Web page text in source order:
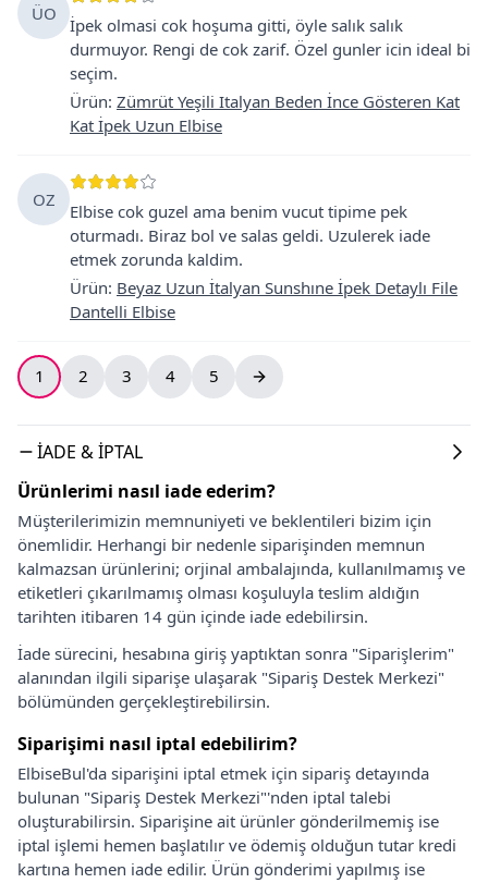
ÜO
İpek olmasi cok hoşuma gitti, öyle salık salık
durmuyor. Rengi de cok zarif. Özel gunler icin ideal bi
seçim.
Ürün: Zümrüt Yeşili Italyan Beden İnce Gösteren Kat
Kat İpek Uzun Elbise
OZ
Elbise cok guzel ama benim vucut tipime pek
oturmadı. Biraz bol ve salas geldi. Uzulerek iade
etmek zorunda kaldim.
Ürün: Beyaz Uzun İtalyan Sunshıne İpek Detaylı File
Dantelli Elbise
1 2 3 4 5
İADE & İPTAL
Ürünlerimi nasıl iade ederim?
Müşterilerimizin memnuniyeti ve beklentileri bizim için
önemlidir. Herhangi bir nedenle siparişinden memnun
kalmazsan ürünlerini; orjinal ambalajında, kullanılmamış ve
etiketleri çıkarılmamış olması koşuluyla teslim aldığın
tarihten itibaren 14 gün içinde iade edebilirsin.
İade sürecini, hesabına giriş yaptıktan sonra "Siparişlerim"
alanından ilgili siparişe ulaşarak "Sipariş Destek Merkezi"
bölümünden gerçekleştirebilirsin.
Siparişimi nasıl iptal edebilirim?
ElbiseBul'da siparişini iptal etmek için sipariş detayında
bulunan "Sipariş Destek Merkezi"'nden iptal talebi
oluşturabilirsin. Siparişine ait ürünler gönderilmemiş ise
iptal işlemi hemen başlatılır ve ödemiş olduğun tutar kredi
kartına hemen iade edilir. Ürün gönderimi yapılmış ise